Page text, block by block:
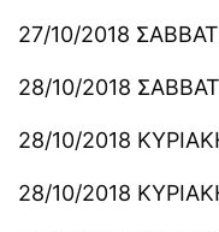
27/10/2018
28/10/2018
28/10/2018
28/10/2018